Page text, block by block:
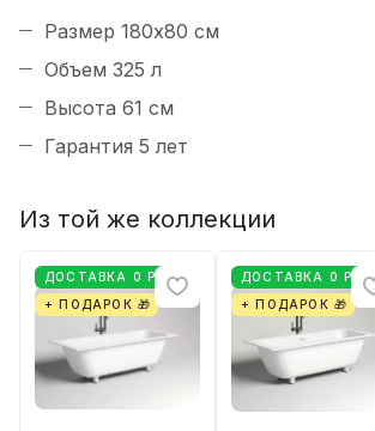
Размер 180х80 см
Объем 325 л
Высота 61 см
Гарантия 5 лет
Из той же коллекции
ДОСТАВКА 0 РУБ
+ ПОДАРОК 🎁
ДОСТАВКА 0 РУБ
+ ПОДАРОК 🎁